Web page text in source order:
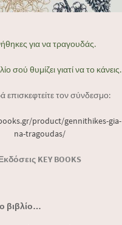
για να τραγουδάς.
σού θυμίζει γιατί να το κάνεις.
επισκεφτείτε τον σύνδεσμο:
product/gennithikes-gia-
na-tragoudas/
KEY BOOKS
βιβλίο…